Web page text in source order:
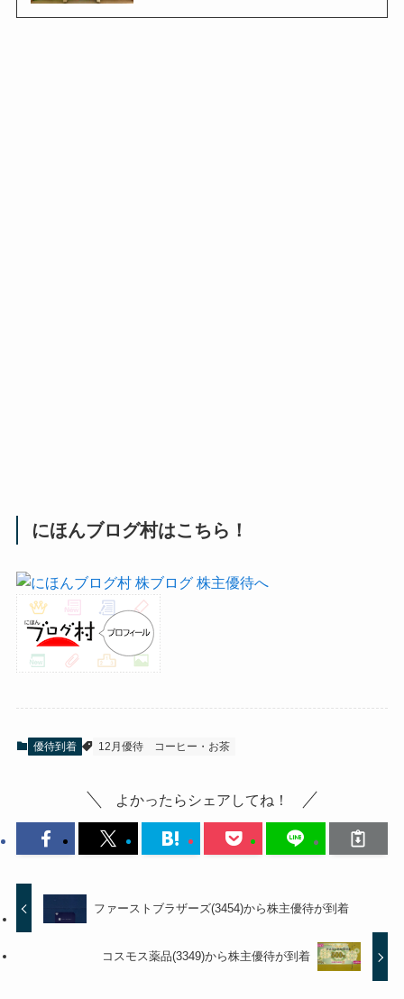
にほんブログ村はこちら！
優待到着 12月優待 コーヒー・お茶
よかったらシェアしてね！
ファーストブラザーズ(3454)から株主優待が到着
コスモス薬品(3349)から株主優待が到着